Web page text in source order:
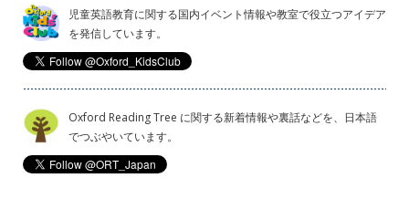
児童英語教育に関する国内イベント情報や教室で役立つアイデア
を発信しています。
Oxford Reading Tree に関する新着情報や裏話などを、日本語
でつぶやいています。